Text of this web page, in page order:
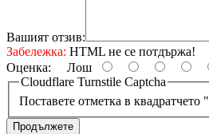
Вашият отзив:
Забележка: HTML не се потдържа!
Оценка: Лош
Cloudflare Turnstile Captcha
Поставете отметка в
Продължете